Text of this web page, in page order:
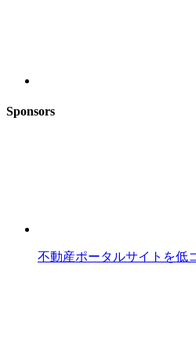
Sponsors
不動産ポータルサイトを低